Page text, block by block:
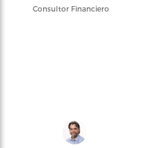
Consultor Financiero